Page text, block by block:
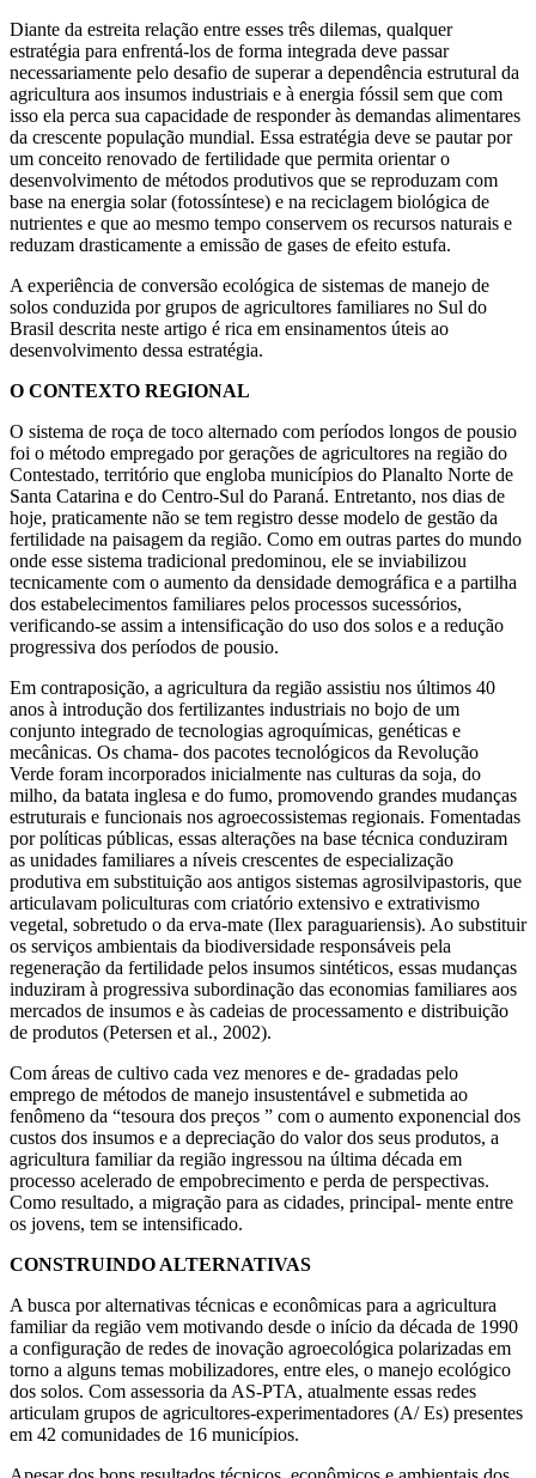
Diante da estreita relação entre esses três dilemas, qualquer
estratégia para enfrentá-los de forma integrada deve passar
necessariamente pelo desafio de superar a dependência estrutural da
agricultura aos insumos industriais e à energia fóssil sem que com
isso ela perca sua capacidade de responder às demandas alimentares
da crescente população mundial. Essa estratégia deve se pautar por
um conceito renovado de fertilidade que permita orientar o
desenvolvimento de métodos produtivos que se reproduzam com
base na energia solar (fotossíntese) e na reciclagem biológica de
nutrientes e que ao mesmo tempo conservem os recursos naturais e
reduzam drasticamente a emissão de gases de efeito estufa.
A experiência de conversão ecológica de sistemas de manejo de
solos conduzida por grupos de agricultores familiares no Sul do
Brasil descrita neste artigo é rica em ensinamentos úteis ao
desenvolvimento dessa estratégia.
O CONTEXTO REGIONAL
O sistema de roça de toco alternado com períodos longos de pousio
foi o método empregado por gerações de agricultores na região do
Contestado, território que engloba municípios do Planalto Norte de
Santa Catarina e do Centro-Sul do Paraná. Entretanto, nos dias de
hoje, praticamente não se tem registro desse modelo de gestão da
fertilidade na paisagem da região. Como em outras partes do mundo
onde esse sistema tradicional predominou, ele se inviabilizou
tecnicamente com o aumento da densidade demográfica e a partilha
dos estabelecimentos familiares pelos processos sucessórios,
verificando-se assim a intensificação do uso dos solos e a redução
progressiva dos períodos de pousio.
Em contraposição, a agricultura da região assistiu nos últimos 40
anos à introdução dos fertilizantes industriais no bojo de um
conjunto integrado de tecnologias agroquímicas, genéticas e
mecânicas. Os chama- dos pacotes tecnológicos da Revolução
Verde foram incorporados inicialmente nas culturas da soja, do
milho, da batata inglesa e do fumo, promovendo grandes mudanças
estruturais e funcionais nos agroecossistemas regionais. Fomentadas
por políticas públicas, essas alterações na base técnica conduziram
as unidades familiares a níveis crescentes de especialização
produtiva em substituição aos antigos sistemas agrosilvipastoris, que
articulavam policulturas com criatório extensivo e extrativismo
vegetal, sobretudo o da erva-mate (Ilex paraguariensis). Ao substituir
os serviços ambientais da biodiversidade responsáveis pela
regeneração da fertilidade pelos insumos sintéticos, essas mudanças
induziram à progressiva subordinação das economias familiares aos
mercados de insumos e às cadeias de processamento e distribuição
de produtos (Petersen et al., 2002).
Com áreas de cultivo cada vez menores e de- gradadas pelo
emprego de métodos de manejo insustentável e submetida ao
fenômeno da “tesoura dos preços ” com o aumento exponencial dos
custos dos insumos e a depreciação do valor dos seus produtos, a
agricultura familiar da região ingressou na última década em
processo acelerado de empobrecimento e perda de perspectivas.
Como resultado, a migração para as cidades, principal- mente entre
os jovens, tem se intensificado.
CONSTRUINDO ALTERNATIVAS
A busca por alternativas técnicas e econômicas para a agricultura
familiar da região vem motivando desde o início da década de 1990
a configuração de redes de inovação agroecológica polarizadas em
torno a alguns temas mobilizadores, entre eles, o manejo ecológico
dos solos. Com assessoria da AS-PTA, atualmente essas redes
articulam grupos de agricultores-experimentadores (A/ Es) presentes
em 42 comunidades de 16 municípios.